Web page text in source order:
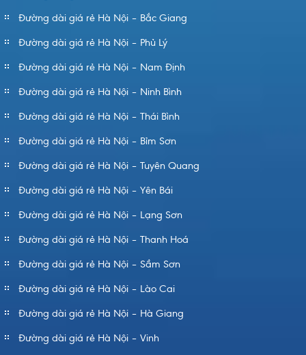
Đường dài giá rẻ Hà Nội – Bắc Giang
Đường dài giá rẻ Hà Nội – Phủ Lý
Đường dài giá rẻ Hà Nội – Nam Định
Đường dài giá rẻ Hà Nội – Ninh Bình
Đường dài giá rẻ Hà Nội – Thái Bình
Đường dài giá rẻ Hà Nội – Bỉm Sơn
Đường dài giá rẻ Hà Nội – Tuyên Quang
Đường dài giá rẻ Hà Nội – Yên Bái
Đường dài giá rẻ Hà Nội – Lạng Sơn
Đường dài giá rẻ Hà Nội – Thanh Hoá
Đường dài giá rẻ Hà Nội – Sầm Sơn
Đường dài giá rẻ Hà Nội – Lào Cai
Đường dài giá rẻ Hà Nội – Hà Giang
Đường dài giá rẻ Hà Nội – Vinh